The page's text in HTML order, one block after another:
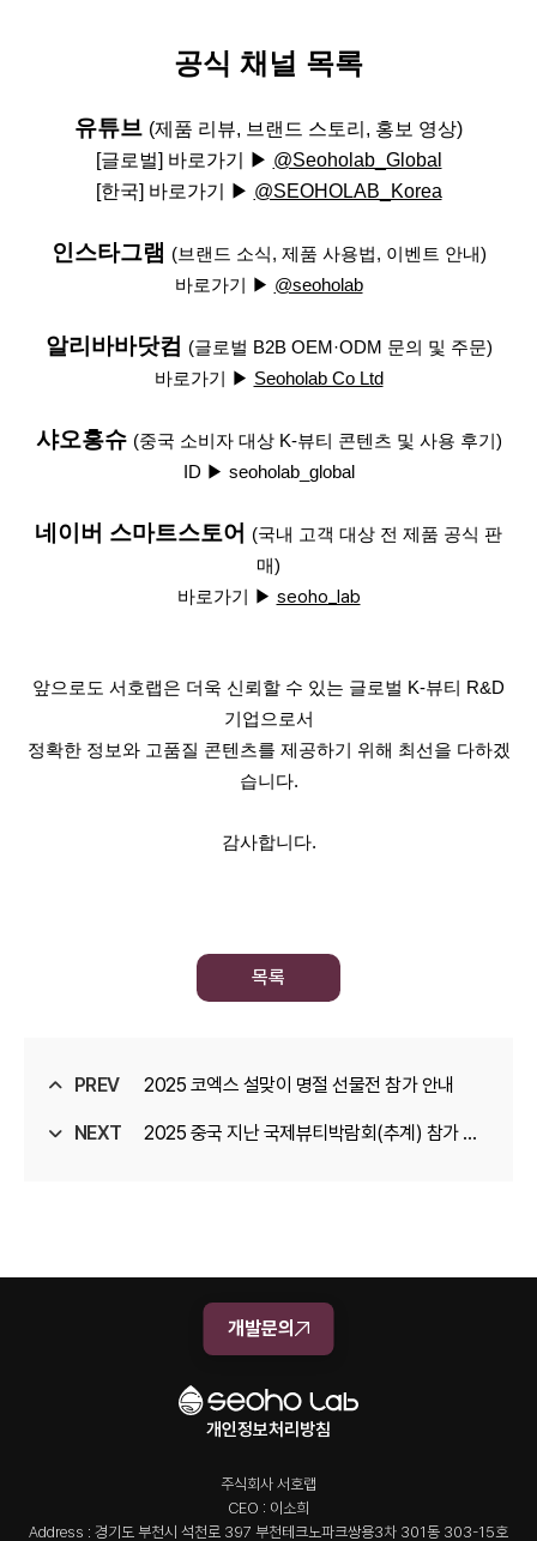
공식 채널 목록
유튜브 (제품 리뷰, 브랜드 스토리, 홍보 영상)
[글로벌] 바로가기 ▶ @Seoholab_Global
[한국] 바로가기 ▶ @SEOHOLAB_Korea
인스타그램 (브랜드 소식, 제품 사용법, 이벤트 안내)
바로가기 ▶ @seoholab
알리바바닷컴 (글로벌 B2B OEM·ODM 문의 및 주문)
바로가기 ▶ Seoholab Co Ltd
샤오홍슈 (중국 소비자 대상 K-뷰티 콘텐츠 및 사용 후기)
ID ▶ seoholab_global
네이버 스마트스토어 (국내 고객 대상 전 제품 공식 판
매)
바로가기 ▶ seoho_lab
앞으로도 서호랩은 더욱 신뢰할 수 있는 글로벌 K-뷰티 R&D
기업으로서
정확한 정보와 고품질 콘텐츠를 제공하기 위해 최선을 다하겠
습니다.
감사합니다.
목록
PREV 2025 코엑스 설맞이 명절 선물전 참가 안내
NEXT 2025 중국 지난 국제뷰티박람회(추계) 참가 안
개발문의
개인정보처리방침
주식회사 서호랩
CEO : 이소희
Address : 경기도 부천시 석천로 397 부천테크노파크쌍용3차 301동 303-15호